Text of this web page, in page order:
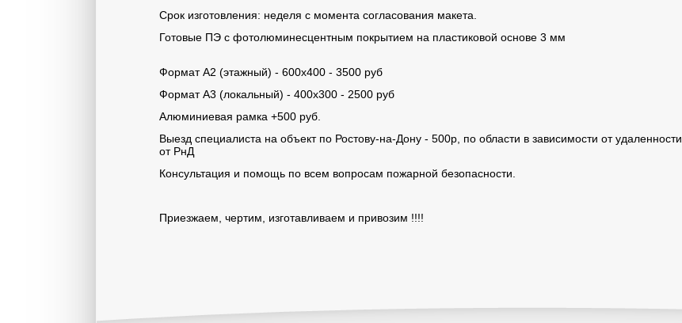
Срок изготовления: неделя с момента согласования макета.
Готовые ПЭ с фотолюминесцентным покрытием на пластиковой основе 3 мм
Формат А2 (этажный) - 600х400 - 3500 руб
Формат А3 (локальный) - 400х300 - 2500 руб
Алюминиевая рамка +500 руб.
Выезд специалиста на объект по Ростову-на-Дону - 500р, по области в зависимости от удаленности
от РнД
Консультация и помощь по всем вопросам пожарной безопасности.
Приезжаем, чертим, изготавливаем и привозим !!!!